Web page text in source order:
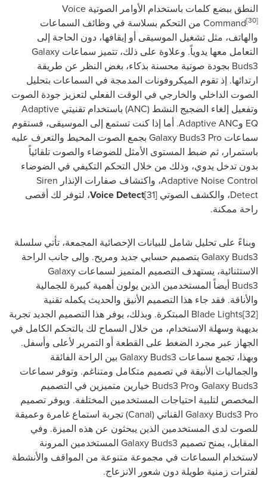
النطق ببضع كلمات باستخدام الأوامر الصوتية Voice
Command[30]
من التحكم بسلاسة في وظائف السماعات
والهاتف، مثل تشغيل الموسيقى أو إيقافها، دون الحاجة إلى
التعامل معها يدوياً. وعلاوة على ذلك، تتميز سماعات Galaxy
Buds3 بجودة صوتية محسنة بذكاء، بغض النظر عن طريقة
ارتدائها. إذ تقوم الميكروفونات المدمجة في السماعات بتحليل
الصوت الداخلي والخارجي في الوقت الفعلي لتعزيز جودة الصوت
وتفعيل إلغاء الضجيج النشط (ANC) باستخدام تقنيتي Adaptive
EQ وAdaptive ANC. أما إذا كنت تستمع إلى الموسيقى، فستقوم
سماعات Galaxy Buds3 Pro بجمع الصوت المحيط والتعرف عليه
باستمرار، ثم ضبط المستوى الأمثل للضوضاء والصوت تلقائياً
بدون تدخل يدوي، وذلك من خلال التحكم التكيفي في الضوضاء
Adaptive Noise Control، واكتشاف صفارات الإنذار Siren
Detect، والكشف الصوتي [31]
Voice Detect، لتوفر لك أقصى
راحة ممكنة.
وبناءً على تحليل شامل للبيانات الإحصائية المجمعة، تأتي سلسلة
Galaxy Buds3 بتصميم حسابي جديد ومريح. وإلى جانب الراحة
الاستثنائية، يستهدف التصميم المتميز لسماعات Galaxy
Buds3 أيضاً المستخدمين الذين يولون أهمية كبيرة للجمالية
والأناقة. فقد جاء هذا التصميم الأنيق والحديث يكمله تقنية
[32]
Blade Lights المبتكرة. وبذلك، يوفر هذا التصميم الجديد تجربة
بديهية وسهلة الاستخدام، من خلال السماح لك بالتحكم الكامل في
الجهاز عبر مجرد الضغط على القطعة أو التمرير لأعلى وأسفل.
وبهذا، تجمع سماعات Galaxy Buds3 بين الراحة الفائقة
والجماليات الأنيقة في تصميم متكامل ومتناغم. وتوفر سماعات
Galaxy Buds3 وBuds3 Pro خيارين متميزين في التصميم
المخصص لتلبية احتياجات المستخدمين المختلفة. ويوفر تصميم
Galaxy Buds3 Pro القناتي (Canal) تجربة استماع غامرة وعميقة
للصوت لدى المستخدمين الذين يبحثون عن هذه الميزة. وفي
المقابل، يمنح تصميم Galaxy Buds3 المستخدمين المرونة
لاستخدام السماعات في مجموعة متنوعة من المواقف والأنشطة
لفترات زمنية طويلة دون شعور الانزعاج.